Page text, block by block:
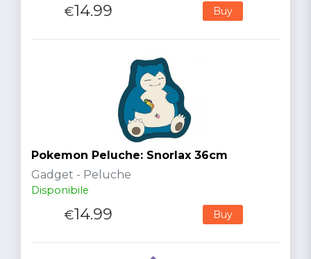
€14.99 Buy
Pokemon Peluche: Snorlax 36cm
Gadget - Peluche
Disponibile
€14.99 Buy